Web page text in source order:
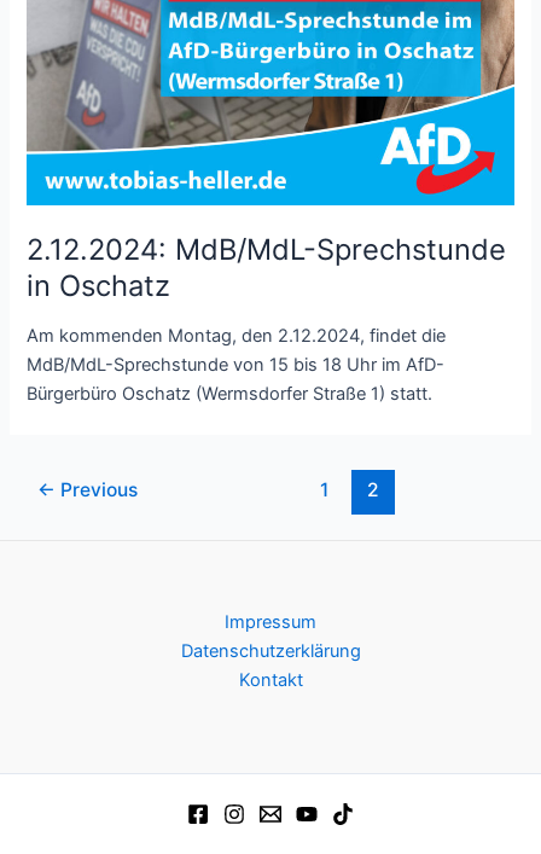
2.12.2024: MdB/MdL-Sprechstunde
in Oschatz
Am kommenden Montag, den 2.12.2024, findet die
MdB/MdL-Sprechstunde von 15 bis 18 Uhr im AfD-
Bürgerbüro Oschatz (Wermsdorfer Straße 1) statt.
Post← Previous 1 2
Impressum
Datenschutzerklärung
Kontakt